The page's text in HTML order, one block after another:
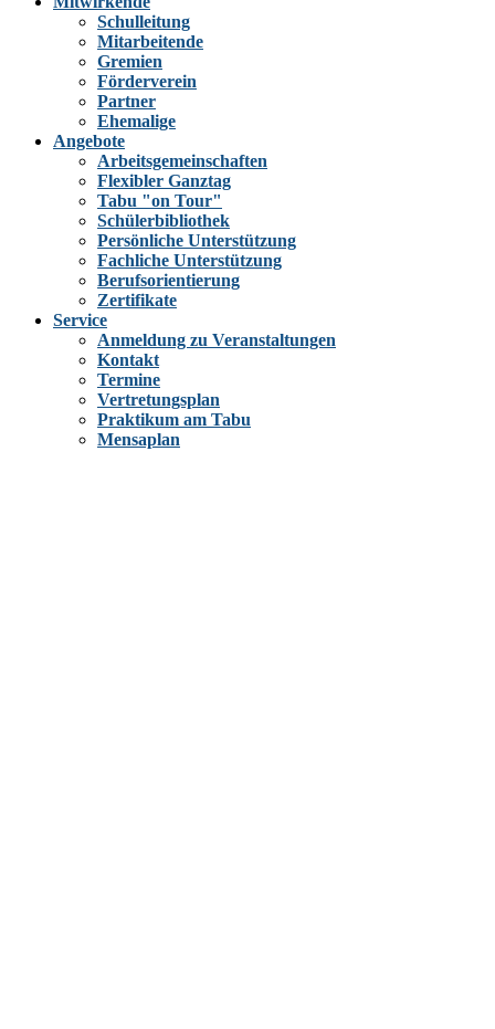
Schulleitung
Mitarbeitende
Gremien
Förderverein
Partner
Ehemalige
Angebote
Arbeitsgemeinschaften
Flexibler Ganztag
Tabu "on Tour"
Schülerbibliothek
Persönliche Unterstützung
Fachliche Unterstützung
Berufsorientierung
Zertifikate
Service
Anmeldung zu Veranstaltungen
Kontakt
Termine
Vertretungsplan
Praktikum am Tabu
Mensaplan